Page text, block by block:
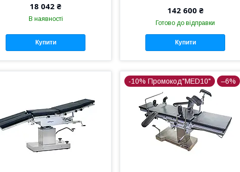
18 042 ₴
В наявності
Купити
142 600 ₴
Готово до відправки
Купити
-10% Промокод"MED10" –6%